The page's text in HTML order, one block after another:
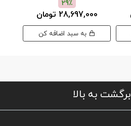
29٪
28,697,000 تومان
برگشت به بالا